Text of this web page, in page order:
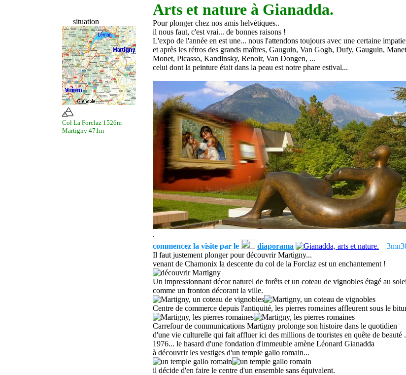
situation
Col La Forclaz 1526m
Martigny 471m
Arts et nature à Gianadda.
Pour plonger chez nos amis helvétiques..
il nous faut, c'est vrai... de bonnes raisons !
L'expo de l'année en est une... nous l'attendons toujours avec une certaine
et après les rétros des grands maîtres, Gauguin, Van Gogh, Dufy, Gauguin,
Monet, Picasso, Kandinsky, Renoir, Van Dongen, ...
celui dont la peinture était dans la peau est notre phare estival...
.
commencez la visite par le diaporama
Il faut justement plonger pour découvrir Martigny...
venant de Chamonix la descente du col de la Forclaz est un enchantement !
Un impressionnant décor naturel de forêts et un coteau de vignobles étagé au
comme un fronton décorant la ville.
Centre de commerce depuis l'antiquité, les pierres romaines affleurent sous le
Carrefour de communications Martigny prolonge son histoire dans le quotidien
d'une vie culturelle qui fait affluer ici des millions de touristes en quête de beauté .
1976... le hasard d'une fondation d'immeuble amène Léonard Gianadda
à découvrir les vestiges d'un temple gallo romain...
il décide d'en faire le centre d'un ensemble sans équivalent.